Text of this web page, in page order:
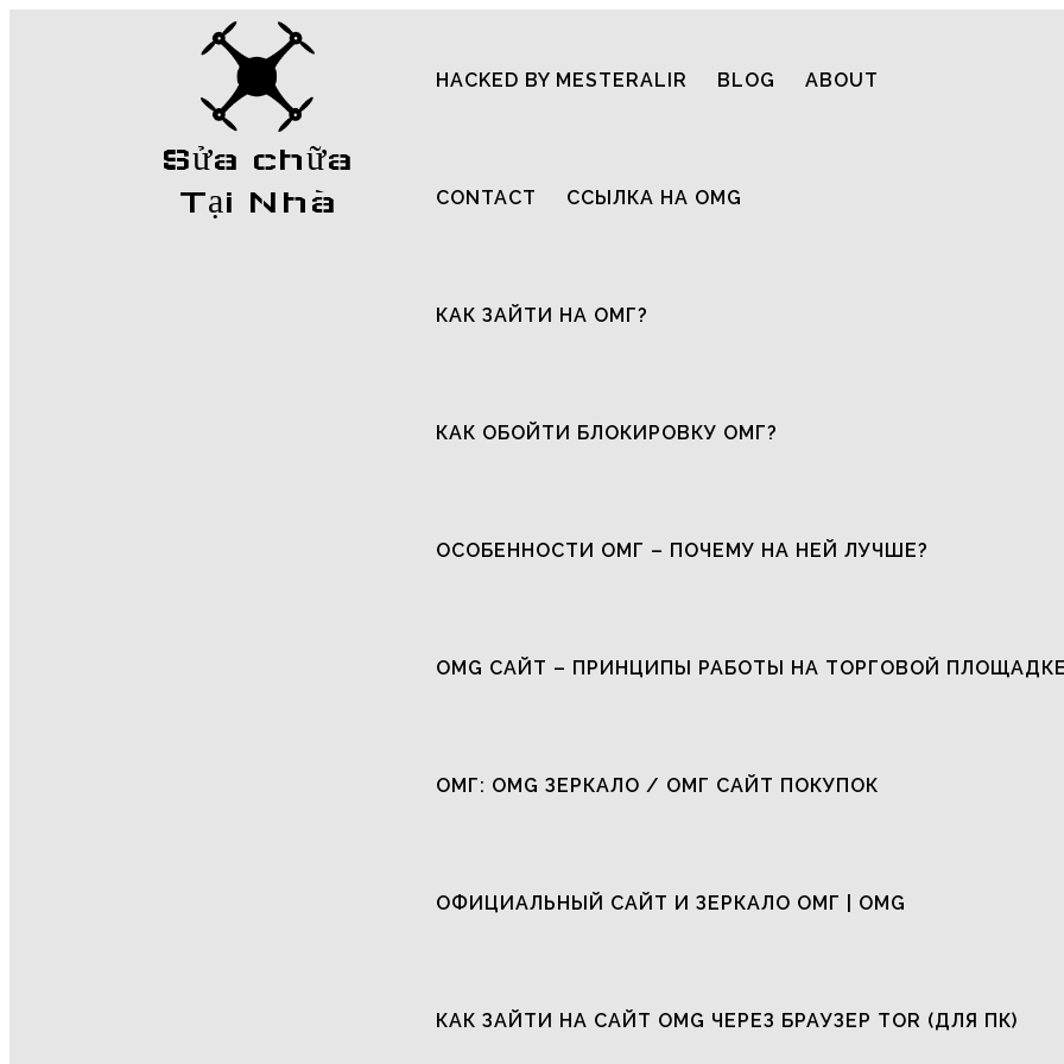
Sửa chữa
Tại Nhà
HACKED BY MESTERALIR BLOG ABOUT
CONTACT ССЫЛКА НА OMG
КАК ЗАЙТИ НА ОМГ?
КАК ОБОЙТИ БЛОКИРОВКУ ОМГ?
ОСОБЕННОСТИ ОМГ – ПОЧЕМУ НА НЕЙ ЛУЧШЕ?
OMG САЙТ – ПРИНЦИПЫ РАБОТЫ НА ТОРГОВОЙ
ОМГ: OMG ЗЕРКАЛО / ОМГ САЙТ ПОКУПОК
ОФИЦИАЛЬНЫЙ САЙТ И ЗЕРКАЛО ОМГ | OMG
КАК ЗАЙТИ НА САЙТ OMG ЧЕРЕЗ БРАУЗЕР TOR (ДЛЯ ПК)